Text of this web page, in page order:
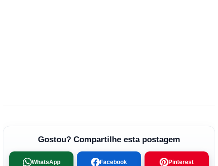
Gostou? Compartilhe esta postagem
WhatsApp Facebook Pinterest